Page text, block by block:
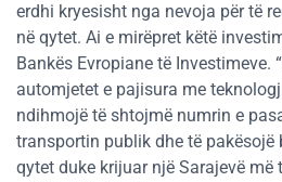
erdhi kryesisht nga nevoja për të
në qytet. Ai e mirëpret këtë
Bankës Evropiane të Investimeve.
automjetet e pajisura me
ndihmojë të shtojmë numrin e
transportin publik dhe të
qytet duke krijuar një Sarajevë më